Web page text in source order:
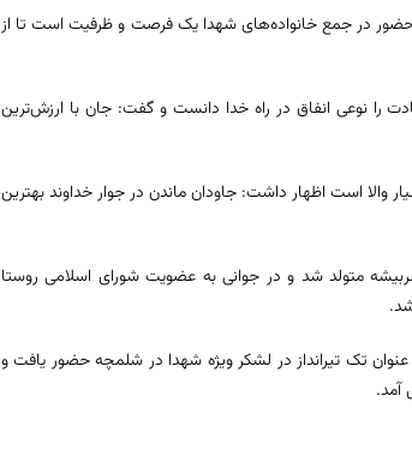
حضور در جمع خانواده‌های شهدا یک فرصت و ظرفیت است تا از
را نوعی انفاق در راه خدا دانست و گفت: جان با ارزش‌ترین
والا است اظهار داشت: جاودان ماندن در جوار خداوند بهترین
توت شهرستان سربیشه متولد شد و در جوانی به عضویت شورای اسلامی روستا
تک تیرانداز در لشکر ویژه شهدا در شلمچه حضور یافت و